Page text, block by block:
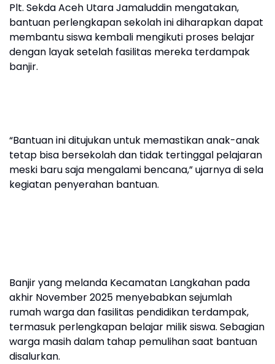
Plt. Sekda Aceh Utara Jamaluddin mengatakan,
bantuan perlengkapan sekolah ini diharapkan dapat
membantu siswa kembali mengikuti proses belajar
dengan layak setelah fasilitas mereka terdampak
banjir.
“Bantuan ini ditujukan untuk memastikan anak-anak
tetap bisa bersekolah dan tidak tertinggal pelajaran
meski baru saja mengalami bencana,” ujarnya di sela
kegiatan penyerahan bantuan.
Banjir yang melanda Kecamatan Langkahan pada
akhir November 2025 menyebabkan sejumlah
rumah warga dan fasilitas pendidikan terdampak,
termasuk perlengkapan belajar milik siswa. Sebagian
warga masih dalam tahap pemulihan saat bantuan
disalurkan.